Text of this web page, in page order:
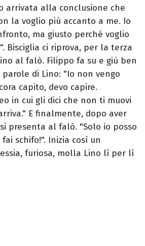
arrivata alla conclusione che
la voglio più accanto a me. Io
ma giusto perché voglio
Bisciglia ci riprova, per la terza
al falò. Filippo fa su e giù ben
di Lino: "Io non vengo
capito, devo capire.
in cui gli dici che non ti muovi
E finalmente, dopo aver
presenta al falò. "Solo io posso
schifo!". Inizia così un
furiosa, molla Lino lì per lì